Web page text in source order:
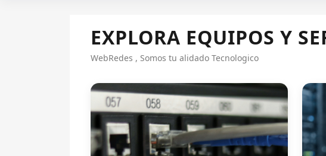
EXPLORA EQUIPOS Y
WebRedes , Somos tu alidado Tecnologico